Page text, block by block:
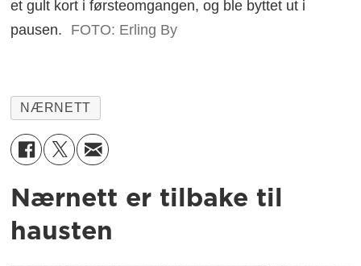
et gult kort i førsteomgangen, og ble byttet ut i
pausen.
FOTO: Erling By
NÆRNETT
Nærnett er tilbake til
hausten